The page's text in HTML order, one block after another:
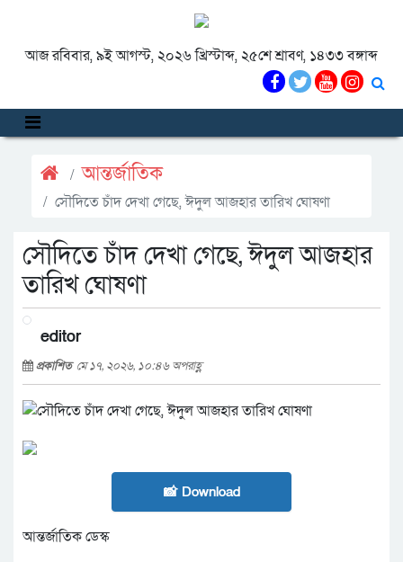
আজ রবিবার, ৯ই আগস্ট, ২০২৬ খ্রিস্টাব্দ, ২৫শে শ্রাবণ, ১৪৩৩ বঙ্গাব্দ
আন্তর্জাতিক
সৌদিতে চাঁদ দেখা গেছে, ঈদুল আজহার তারিখ ঘোষণা
সৌদিতে চাঁদ দেখা গেছে, ঈদুল আজহার
তারিখ ঘোষণা
editor
প্রকাশিত মে ১৭, ২০২৬, ১০:৪৬ অপরাহ্ণ
📸 Download
আন্তর্জাতিক ডেস্ক